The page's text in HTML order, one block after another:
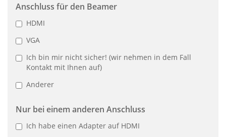
Anschluss für den Beamer
HDMI
VGA
Ich bin mir nicht sicher! (wir nehmen in dem Fall
Kontakt mit Ihnen auf)
Anderer
Nur bei einem anderen Anschluss
Ich habe einen Adapter auf HDMI